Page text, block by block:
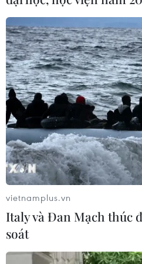
06/08/2026 23:58
Chứng khoán 6/8: Cổ
tăng trần, trắng bên bán
đỏ lửa
06/08/2026 09:40
Dow Jones lập đỉnh kỷ lục
biến tích cực tại Trung
05/08/2026 23:27
Chứng khoán châu Á đồng
nhờ đà hồi phục của cổ
vietnamplus.vn
Italy và Đan Mạch thúc
soát